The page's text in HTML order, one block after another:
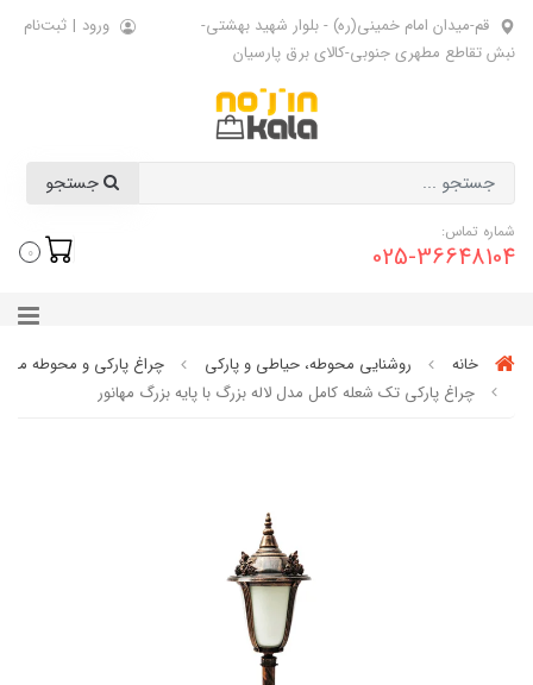
قم-میدان امام خمینی(ره) - بلوار شهید بهشتی-
نبش تقاطع مطهری جنوبی-کالای برق پارسیان
ورود | ثبت‌نام
شماره تماس:
025-36648104
0
خانه روشنایی محوطه، حیاطی و پارکی
چراغ پارکی و محوطه
چراغ پارکی تک شعله کامل مدل لاله بزرگ با پایه بزرگ مهانور